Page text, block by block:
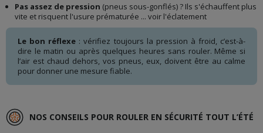
Pas assez de pression (pneus sous-gonflés) ? Ils s'échauffent plus
vite et risquent l'usure prématurée ... voir l'éclatement
Le bon réflexe : vérifiez toujours la pression à froid, c’est-à-
dire le matin ou après quelques heures sans rouler. Même si
l’air est chaud dehors, vos pneus, eux, doivent être au calme
pour donner une mesure fiable.
NOS CONSEILS POUR ROULER EN SÉCURITÉ TOUT L’ÉTÉ